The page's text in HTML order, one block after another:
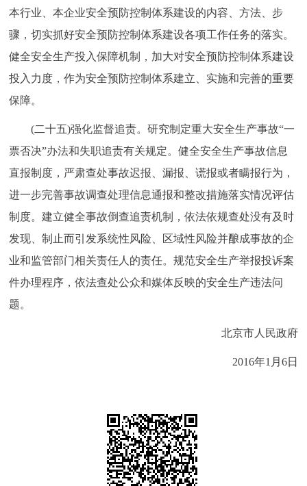
本行业、本企业安全预防控制体系建设的内容、方法、步
骤，切实抓好安全预防控制体系建设各项工作任务的落实。
健全安全生产投入保障机制，加大对安全预防控制体系建设
投入力度，作为安全预防控制体系建立、实施和完善的重要
保障。
(二十五)强化监督追责。研究制定重大安全生产事故“一
票否决”办法和失职追责有关规定。健全安全生产事故信息
直报制度，严肃查处事故迟报、漏报、谎报或者瞒报行为，
进一步完善事故调查处理信息通报和整改措施落实情况评估
制度。建立健全事故倒查追责机制，依法依规查处没有及时
发现、制止而引发系统性风险、区域性风险并酿成事故的企
业和监管部门相关责任人的责任。规范安全生产举报投诉案
件办理程序，依法查处公众和媒体反映的安全生产违法问
题。
北京市人民政府
2016年1月6日